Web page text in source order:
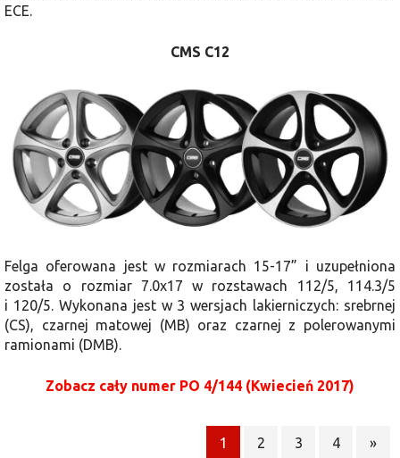
ECE.
CMS C12
Felga oferowana jest w rozmiarach 15-17” i uzupełniona
została o rozmiar 7.0x17 w rozstawach 112/5, 114.3/5
i 120/5. Wykonana jest w 3 wersjach lakierniczych: srebrnej
(CS), czarnej matowej (MB) oraz czarnej z polerowanymi
ramionami (DMB).
Zobacz cały numer PO 4/144 (Kwiecień 2017)
1 2 3 4 »